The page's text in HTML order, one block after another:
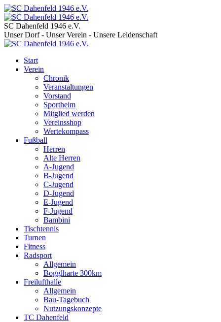
SC Dahenfeld 1946 e.V.
Unser Dorf - Unser Verein - Unsere Leidenschaft
Start
Verein
Chronik
Veranstaltungen
Vorstand
Sportheim
Mitglied werden
Vereinsshop
Wertekompass
Fußball
Herren
Alte Herren
A-Jugend
B-Jugend
C-Jugend
D-Jugend
E-Jugend
F-Jugend
Bambini
Tischtennis
Turnen
Fitness
Radsport
Allgemein
Bogglharte 300km
Freilufthalle
Allgemein
Bau-Tagebuch
Nutzungskonzepte
TC Dahenfeld